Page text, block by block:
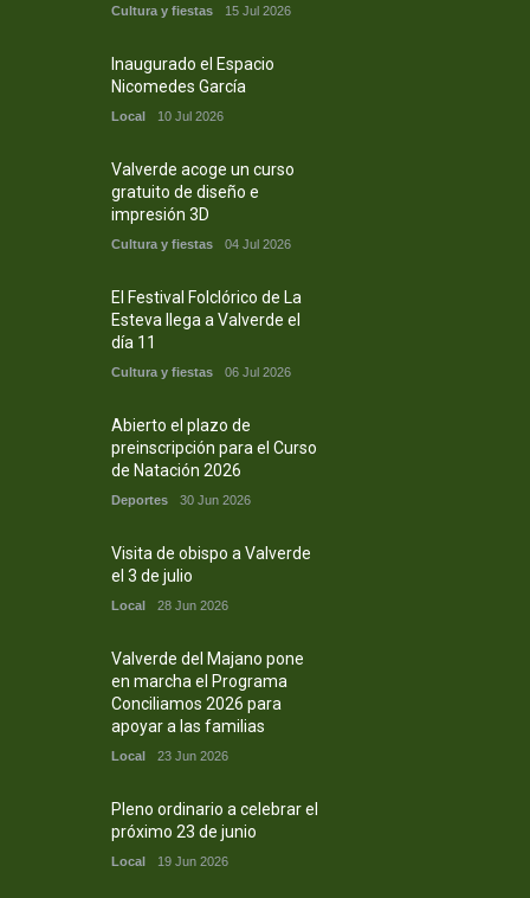
Cultura y fiestas 15 Jul 2026
Inaugurado el Espacio
Nicomedes García
Local 10 Jul 2026
Valverde acoge un curso
gratuito de diseño e
impresión 3D
Cultura y fiestas 04 Jul 2026
El Festival Folclórico de La
Esteva llega a Valverde el
día 11
Cultura y fiestas 06 Jul 2026
Abierto el plazo de
preinscripción para el Curso
de Natación 2026
Deportes 30 Jun 2026
Visita de obispo a Valverde
el 3 de julio
Local 28 Jun 2026
Valverde del Majano pone
en marcha el Programa
Conciliamos 2026 para
apoyar a las familias
Local 23 Jun 2026
Pleno ordinario a celebrar el
próximo 23 de junio
Local 19 Jun 2026